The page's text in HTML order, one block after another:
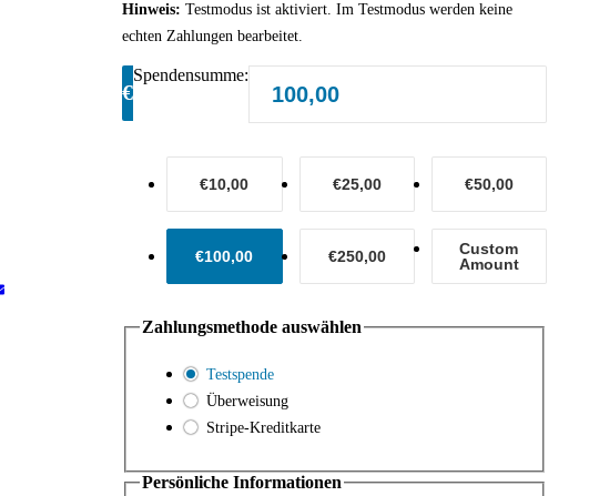
Hinweis: Testmodus ist aktiviert. Im Testmodus werden keine
echten Zahlungen bearbeitet.
€
Spendensumme:
€10,00 €25,00 €50,00
€100,00 €250,00
Custom
Amount
Zahlungsmethode auswählen
Testspende
Überweisung
Stripe-Kreditkarte
Persönliche Informationen